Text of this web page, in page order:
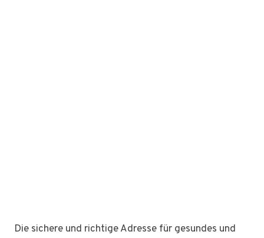
Die sichere und richtige Adresse für gesundes und